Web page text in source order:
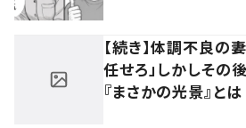
【続き】体調不良の
任せろ」しかしその
『まさかの光景』とは